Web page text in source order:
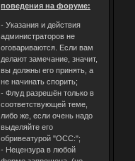
поведения на форуме:
- Указания и действия
администраторов не
оговариваются. Если вам
делают замечание, значит,
вы должны его принять, а
не начинать спорить;
- Флуд разрешён только в
соответствующей теме,
либо же, если очень надо
выделяйте его
обривеатурой "ОСС:";
- Нецензура в любой